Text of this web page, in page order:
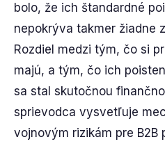
bolo, že ich štandardné
nepokrýva takmer žiadne
Rozdiel medzi tým, čo si
majú, a tým, čo ich
sa stal skutočnou
sprievodca vysvetľuje
vojnovým rizikám pre B2B